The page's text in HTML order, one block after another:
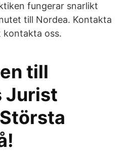
fungerar snarlikt
till Nordea. Kontakta
kontakta oss.
till
Jurist